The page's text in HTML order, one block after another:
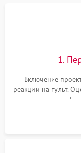
1.
Включение
реакции на пульт.
наличия
системы